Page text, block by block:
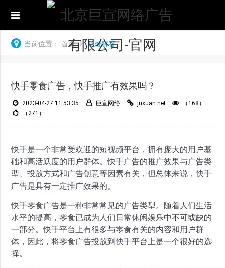
当前位置： 首页 疑难解答
快手零食广告，快手推广有效果吗？
2023-04-27 11:53:35 巨宣网络 juxuan.net
（168）
（271）
快手是一个非常受欢迎的短视频平台，拥有庞大的用户基
础和高活跃度的用户群体。快手广告的推广效果与广告类
型、投放方式和广告创意等因素有关，但总体来说，快手
广告是具有一定推广效果的。
快手零食广告是一种非常常见的广告类型。随着人们生活
水平的提高，零食已成为人们日常休闲娱乐中不可或缺的
一部分。快手平台上有很多与零食有关的内容和用户群
体，因此，将零食广告投放到快手平台上是一个很好的选
择。